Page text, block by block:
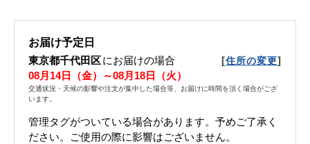
お届け予定日
東京都千代田区にお届けの場合 [住所の変更]
08月14日（金）～08月18日（火）
交通状況・天候の影響や注文が集中した場合等、お届けに時間を頂く場合がござ
います。
管理タグがついている場合があります。予めご了承く
ださい。ご使用の際に影響はございません。